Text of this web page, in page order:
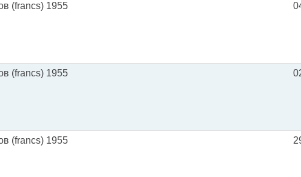
(francs) 1955
(francs) 1955
(francs) 1955